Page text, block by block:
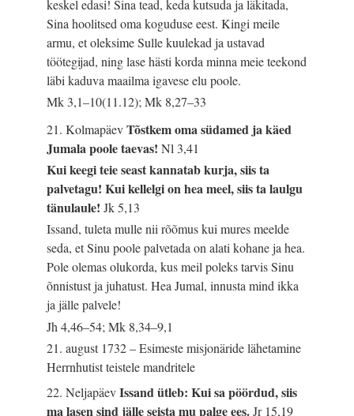
keskel edasi! Sina tead, keda kutsuda ja läkitada,
Sina hoolitsed oma koguduse eest. Kingi meile
armu, et oleksime Sulle kuulekad ja ustavad
töötegijad, ning lase hästi korda minna meie teekond
läbi kaduva maailma igavese elu poole.
Mk 3,1–10(11.12); Mk 8,27–33
21. KolmapäevTõstkem oma südamed ja käed
Jumala poole taevas!Nl 3,41
Kui keegi teie seast kannatab kurja, siis ta
palvetagu! Kui kellelgi on hea meel, siis ta laulgu
tänulaule!Jk 5,13
Issand, tuleta mulle nii rõõmus kui mures meelde
seda, et Sinu poole palvetada on alati kohane ja hea.
Pole olemas olukorda, kus meil poleks tarvis Sinu
õnnistust ja juhatust. Hea Jumal, innusta mind ikka
ja jälle palvele!
Jh 4,46–54; Mk 8,34–9,1
21. august 1732 – Esimeste misjonäride lähetamine
Herrnhutist teistele mandritele
22. NeljapäevIssand ütleb: Kui sa pöördud, siis
ma lasen sind jälle seista mu palge ees.Jr 15,19